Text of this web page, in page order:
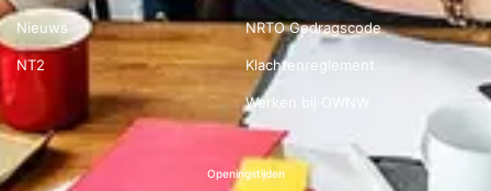
Nieuws
NT2
NRTO Gedragscode
Klachtenreglement
Werken bij OWNW
Openingstijden